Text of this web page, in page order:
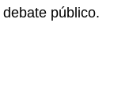
público.